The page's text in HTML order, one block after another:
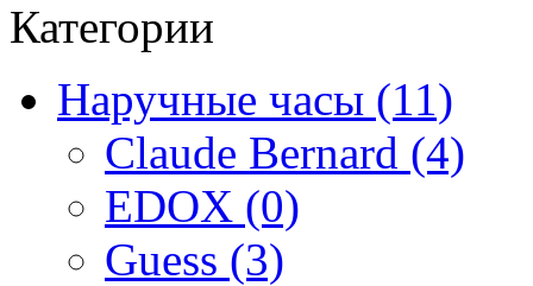
Категории
Наручные часы (11)
Claude Bernard (4)
EDOX (0)
Guess (3)